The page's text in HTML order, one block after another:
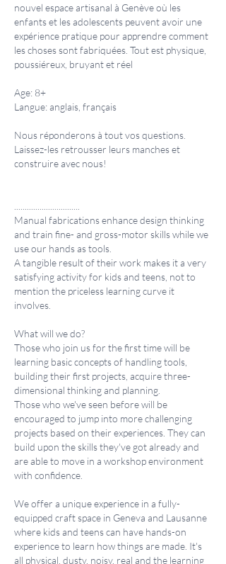
nouvel espace artisanal à Genève où les
enfants et les adolescents peuvent avoir une
expérience pratique pour apprendre comment
les choses sont fabriquées. Tout est physique,
poussiéreux, bruyant et réel
Age: 8+
Langue: anglais, français
Nous réponderons à tout vos questions.
Laissez-les retrousser leurs manches et
construire avec nous!
Manual fabrications enhance design thinking
and train fine- and gross-motor skills while we
use our hands as tools.
A tangible result of their work makes it a very
satisfying activity for kids and teens, not to
mention the priceless learning curve it
involves.
What will we do?
Those who join us for the first time will be
learning basic concepts of handling tools,
building their first projects, acquire three-
dimensional thinking and planning.
Those who we've seen before will be
encouraged to jump into more challenging
projects based on their experiences. They can
build upon the skills they've got already and
are able to move in a workshop environment
with confidence.
We offer a unique experience in a fully-
equipped craft space in Geneva and Lausanne
where kids and teens can have hands-on
experience to learn how things are made. It's
all physical, dusty, noisy, real and the learning